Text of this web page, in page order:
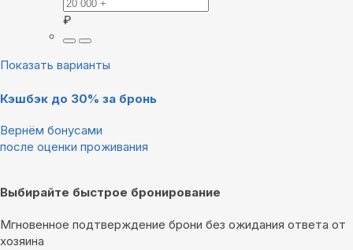
₽
Показать варианты
Кэшбэк до 30% за бронь
Вернём бонусами
после оценки проживания
Выбирайте быстрое бронирование
Мгновенное подтверждение брони без ожидания ответа от
хозяина